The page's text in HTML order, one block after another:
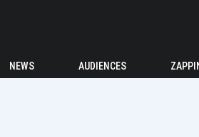
NEWS AUDIENCES